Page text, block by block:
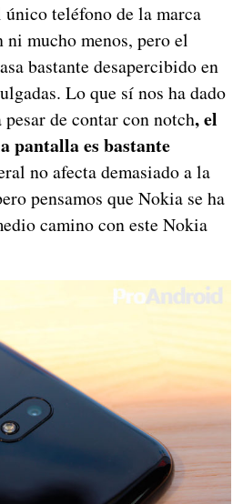
teléfono de la marca
ni mucho menos, pero el
bastante desapercibido en
Lo que sí nos ha dado
pesar de contar con notch, el
pantalla es bastante
no afecta demasiado a la
pensamos que Nokia se ha
camino con este Nokia